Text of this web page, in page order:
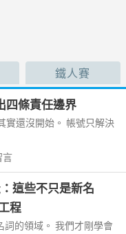
鐵人賽
四條責任邊界
實還沒開始。 帳號只解決
言
這些不只是新名
程
的領域。 我們才剛學會